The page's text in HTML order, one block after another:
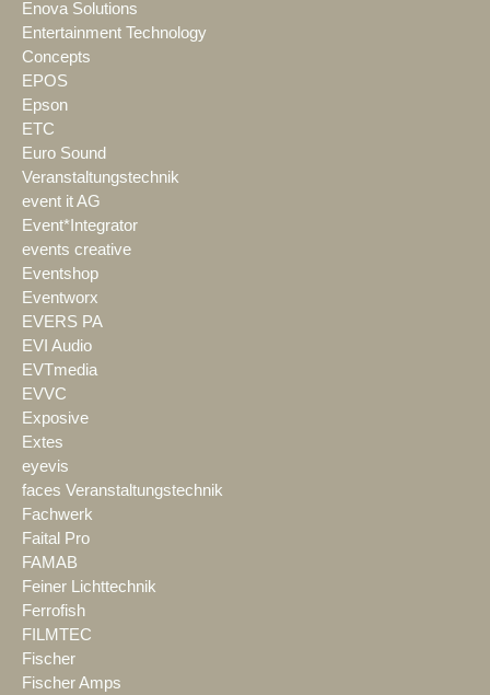
Enova Solutions
Entertainment Technology
Concepts
EPOS
Epson
ETC
Euro Sound
Veranstaltungstechnik
event it AG
Event*Integrator
events creative
Eventshop
Eventworx
EVERS PA
EVI Audio
EVTmedia
EVVC
Exposive
Extes
eyevis
faces Veranstaltungstechnik
Fachwerk
Faital Pro
FAMAB
Feiner Lichttechnik
Ferrofish
FILMTEC
Fischer
Fischer Amps